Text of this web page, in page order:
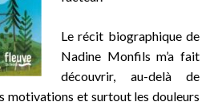
Le récit biographique de
Nadine Monfils m’a fait
découvrir, au-delà de
motivations et surtout les douleurs